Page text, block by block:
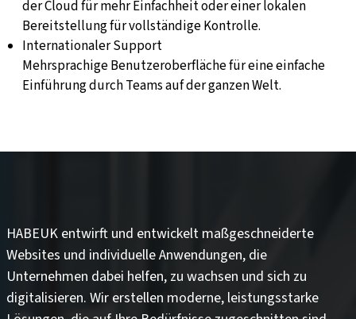
der Cloud für mehr Einfachheit oder einer lokalen
Bereitstellung für vollständige Kontrolle.
Internationaler Support
Mehrsprachige Benutzeroberfläche für eine einfache
Einführung durch Teams auf der ganzen Welt.
HABEUK entwirft und entwickelt maßgeschneiderte
Websites und individuelle Anwendungen, die
Unternehmen dabei helfen, zu wachsen und sich zu
digitalisieren. Wir erstellen moderne, leistungsstarke